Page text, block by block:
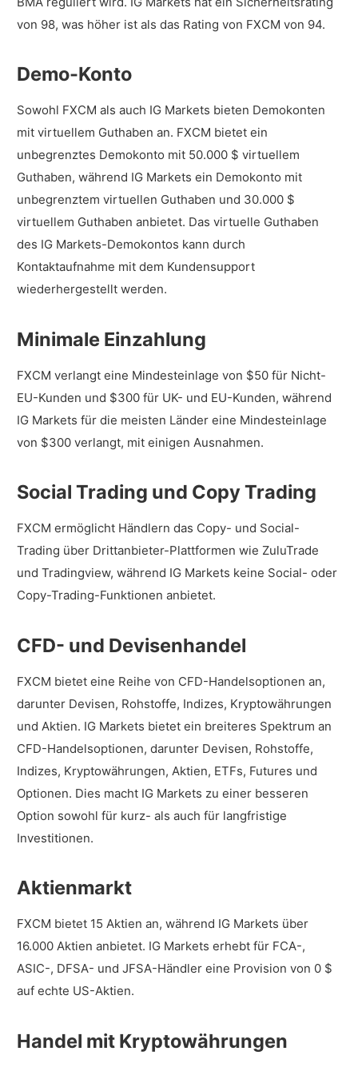
von 98, was höher ist als das Rating von FXCM von 94.
Demo-Konto
Sowohl FXCM als auch IG Markets bieten Demokonten
mit virtuellem Guthaben an. FXCM bietet ein
unbegrenztes Demokonto mit 50.000 $ virtuellem
Guthaben, während IG Markets ein Demokonto mit
unbegrenztem virtuellen Guthaben und 30.000 $
virtuellem Guthaben anbietet. Das virtuelle Guthaben
des IG Markets-Demokontos kann durch
Kontaktaufnahme mit dem Kundensupport
wiederhergestellt werden.
Minimale Einzahlung
FXCM verlangt eine Mindesteinlage von $50 für Nicht-
EU-Kunden und $300 für UK- und EU-Kunden, während
IG Markets für die meisten Länder eine Mindesteinlage
von $300 verlangt, mit einigen Ausnahmen.
Social Trading und Copy Trading
FXCM ermöglicht Händlern das Copy- und Social-
Trading über Drittanbieter-Plattformen wie ZuluTrade
und Tradingview, während IG Markets keine Social- oder
Copy-Trading-Funktionen anbietet.
CFD- und Devisenhandel
FXCM bietet eine Reihe von CFD-Handelsoptionen an,
darunter Devisen, Rohstoffe, Indizes, Kryptowährungen
und Aktien. IG Markets bietet ein breiteres Spektrum an
CFD-Handelsoptionen, darunter Devisen, Rohstoffe,
Indizes, Kryptowährungen, Aktien, ETFs, Futures und
Optionen. Dies macht IG Markets zu einer besseren
Option sowohl für kurz- als auch für langfristige
Investitionen.
Aktienmarkt
FXCM bietet 15 Aktien an, während IG Markets über
16.000 Aktien anbietet. IG Markets erhebt für FCA-,
ASIC-, DFSA- und JFSA-Händler eine Provision von 0 $
auf echte US-Aktien.
Handel mit Kryptowährungen